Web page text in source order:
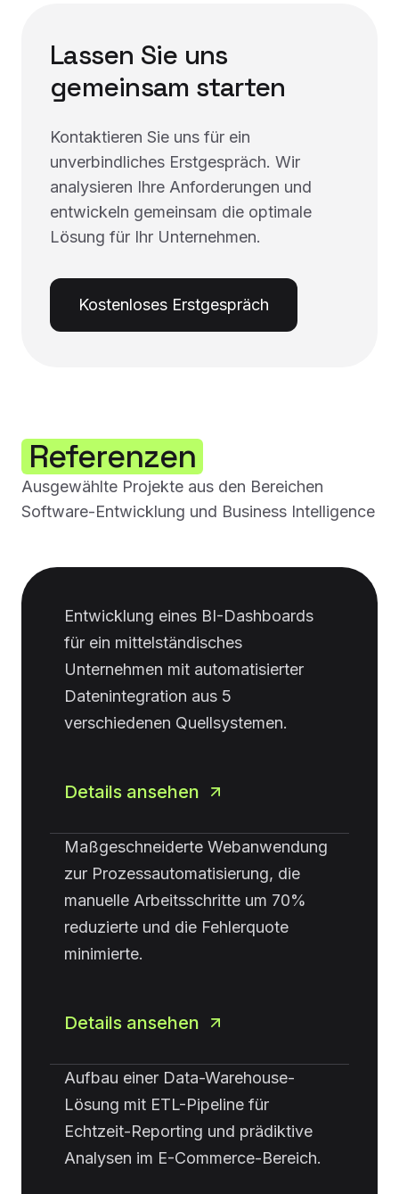
Lassen Sie uns
gemeinsam starten
Kontaktieren Sie uns für ein
unverbindliches Erstgespräch. Wir
analysieren Ihre Anforderungen und
entwickeln gemeinsam die optimale
Lösung für Ihr Unternehmen.
Kostenloses Erstgespräch
Referenzen
Ausgewählte Projekte aus den Bereichen
Software-Entwicklung und Business Intelligence
Entwicklung eines BI-Dashboards
für ein mittelständisches
Unternehmen mit automatisierter
Datenintegration aus 5
verschiedenen Quellsystemen.
Details ansehen
Maßgeschneiderte Webanwendung
zur Prozessautomatisierung, die
manuelle Arbeitsschritte um 70%
reduzierte und die Fehlerquote
minimierte.
Details ansehen
Aufbau einer Data-Warehouse-
Lösung mit ETL-Pipeline für
Echtzeit-Reporting und prädiktive
Analysen im E-Commerce-Bereich.